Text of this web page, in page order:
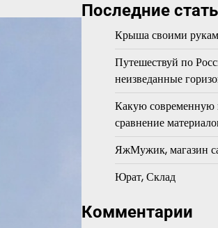
Последние
Крыша своими
Путешествуй по
неизведанные
Какую современную
сравнение
ЯжМужик, магазин
Юрат, Склад
Комментарии